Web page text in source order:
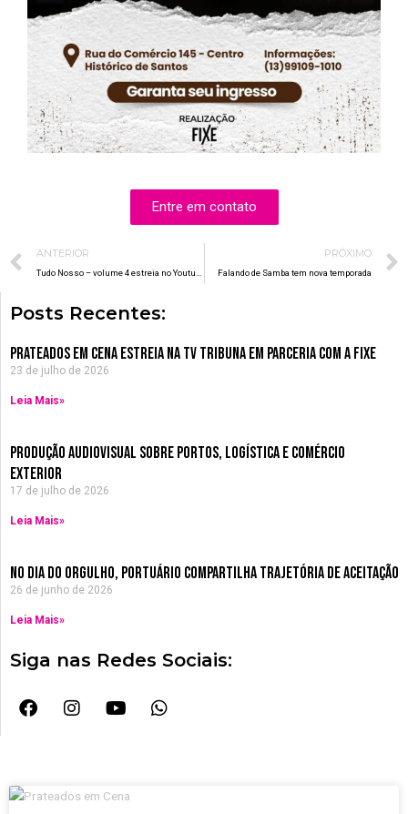
Entre em contato
Prev
ANTERIOR PRÓXIMO
Falando de Samba tem nova temporada
Posts Recentes:
Prateados em Cena estreia na TV Tribuna em parceria com a Fixe
23 de julho de 2026
Leia Mais»
Produção Audiovisual sobre Portos, Logística e Comércio
Exterior
17 de julho de 2026
Leia Mais»
no dia do orgulho, Portuário compartilha trajetória de aceitação
26 de junho de 2026
Leia Mais»
Siga nas Redes Sociais:
F
a
o
o
I
n
g
r
Y
o
b
e
W
h